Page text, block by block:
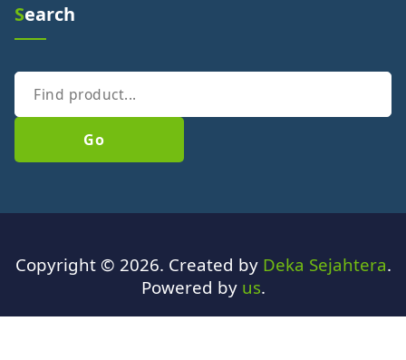
Search
Go
Copyright © 2026. Created by Deka Sejahtera.
Powered by us.